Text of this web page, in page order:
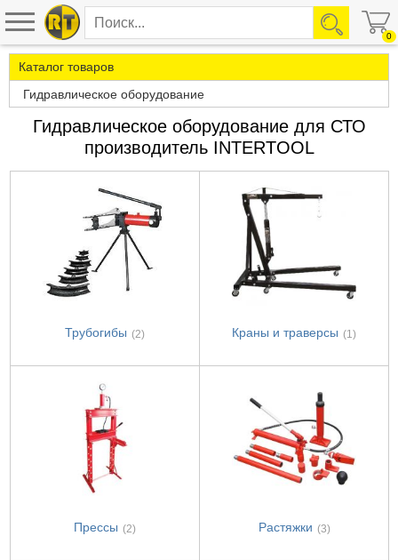
0
Каталог товаров
Гидравлическое оборудование
Гидравлическое оборудование для СТО
производитель INTERTOOL
Трубогибы (2) Краны и траверсы (1)
Прессы (2) Растяжки (3)